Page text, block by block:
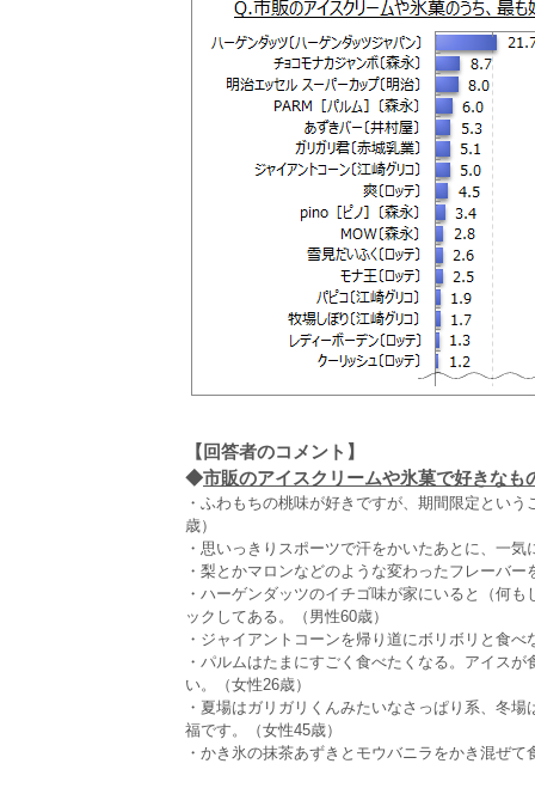
【回答者のコメント】
◆市販のアイスクリームや氷菓で好きなも
・ふわもちの桃味が好きですが、期間限定とい
歳）
・思いっきりスポーツで汗をかいたあとに、一気
・梨とかマロンなどのような変わったフレーバ
・ハーゲンダッツのイチゴ味が家にいると（何
ックしてある。（男性60歳）
・ジャイアントコーンを帰り道にボリボリと食
・パルムはたまにすごく食べたくなる。アイス
い。（女性26歳）
・夏場はガリガリくんみたいなさっぱり系、冬
福です。（女性45歳）
・かき氷の抹茶あずきとモウバニラをかき混ぜ